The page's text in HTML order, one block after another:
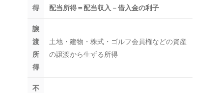
得
配当所得＝配当収入－借入金の利子
譲
渡
所
得
土地・建物・株式・ゴルフ会員権などの資産
の譲渡から生ずる所得
不